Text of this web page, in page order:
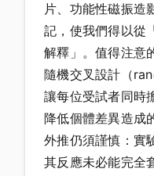
片、功能性磁振造
記，使我們得以從
解釋」。值得注意
隨機交叉設計（
讓每位受試者同時
降低個體差異造成
外推仍須謹慎：實
其反應未必能完全